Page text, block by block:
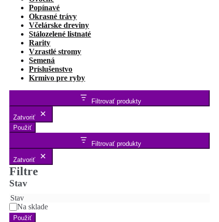
Popínavé
Okrasné trávy
Včelárske dreviny
Stálozelené listnaté
Rarity
Vzrastlé stromy
Semená
Príslušenstvo
Krmivo pre ryby
Filtrovať produkty
Zatvoriť
Použiť
Filtrovať produkty
Zatvoriť
Filtre
Stav
Stav
Na sklade
Použiť